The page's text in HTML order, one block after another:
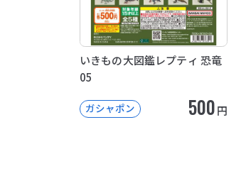
いきもの大図鑑レプティ 恐竜
05
ガシャポン 500円